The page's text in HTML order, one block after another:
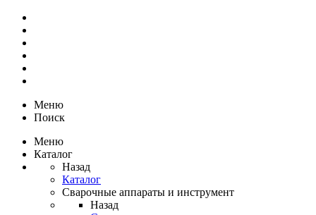
Меню
Поиск
Меню
Каталог
Назад
Каталог
Сварочные аппараты и инструмент
Назад